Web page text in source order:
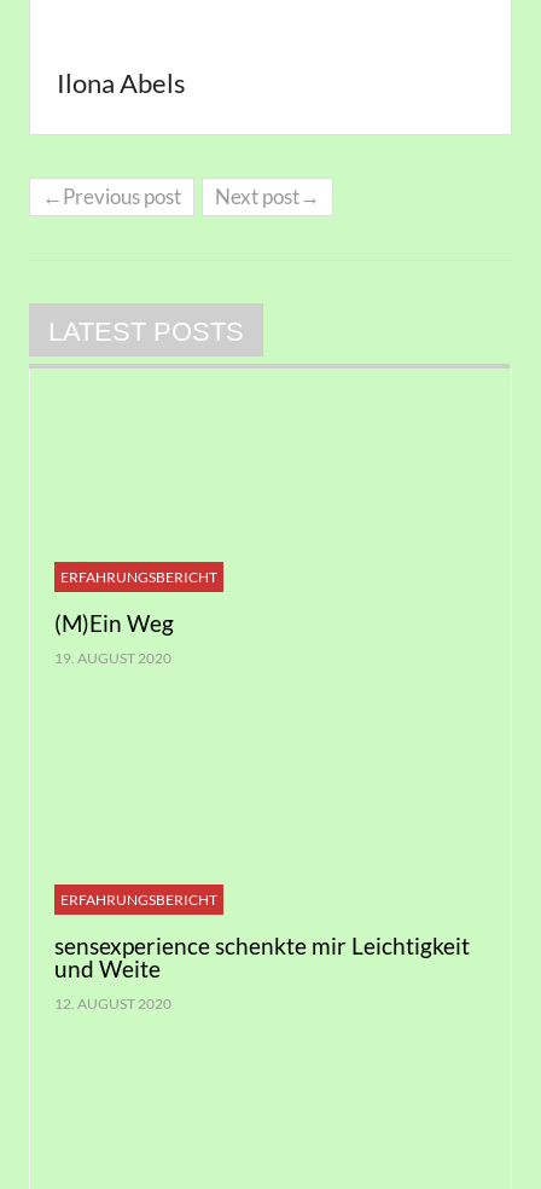
Ilona Abels
←Previous post Next post→
LATEST POSTS
ERFAHRUNGSBERICHT
(M)Ein Weg
19. AUGUST 2020
ERFAHRUNGSBERICHT
sensexperience schenkte mir Leichtigkeit
und Weite
12. AUGUST 2020